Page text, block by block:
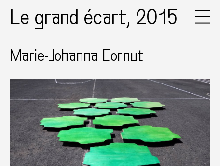
Le grand écart, 2015
Marie-Johanna Cornut